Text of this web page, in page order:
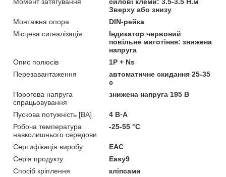
Зверху або знизу
Монтажна опора
DIN-рейка
Місцева сигналізація
Індикатор червоний
повільне миготіння: знижена
напруга
Опис полюсів
1P + Ns
Перезавантаження
автоматичне скидання 25-35
с
Порогова напруга
спрацьовування
знижена напруга 195 В
Пускова потужність [ВА]
4 В·А
Робоча температура
навколишнього середови
-25-55 °C
Сертифікація виробу
EAC
Серія продукту
Easy9
Спосіб кріплення
кліпсами